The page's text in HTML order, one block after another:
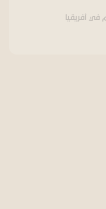
في أفريقيا